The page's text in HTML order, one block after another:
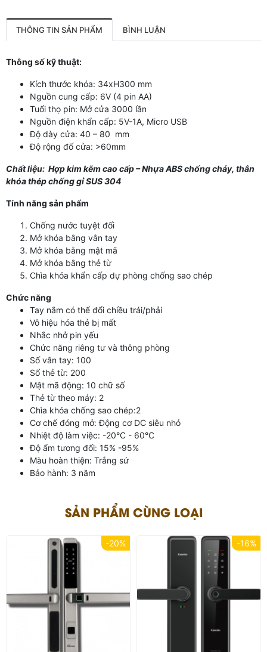
THÔNG TIN SẢN PHẨM BÌNH LUẬN
Thông số kỹ thuật:
Kích thước khóa: 34xH300 mm
Nguồn cung cấp: 6V (4 pin AA)
Tuổi thọ pin: Mở cửa 3000 lần
Nguồn điện khẩn cấp: 5V-1A, Micro USB
Độ dày cửa: 40 – 80 mm
Độ rộng đố cửa: >60mm
Chất liệu: Hợp kim kẽm cao cấp – Nhựa ABS chống cháy, thân
khóa thép chống gỉ SUS 304
Tính năng sản phẩm
Chống nước tuyệt đối
Mở khóa bằng vân tay
Mở khóa bằng mật mã
Mở khóa bằng thẻ từ
Chìa khóa khẩn cấp dự phòng chống sao chép
Chức năng
Tay nắm có thể đổi chiều trái/phải
Vô hiệu hóa thẻ bị mất
Nhắc nhở pin yếu
Chức năng riêng tư và thông phòng
Số vân tay: 100
Số thẻ từ: 200
Mật mã động: 10 chữ số
Thẻ từ theo máy: 2
Chìa khóa chống sao chép:2
Cơ chế đóng mở: Động cơ DC siêu nhỏ
Nhiệt độ làm việc: -20°C - 60°C
Độ ẩm tương đối: 15% -95%
Màu hoàn thiện: Trắng sứ
Bảo hành: 3 năm
SẢN PHẨM CÙNG LOẠI
-20% -16%